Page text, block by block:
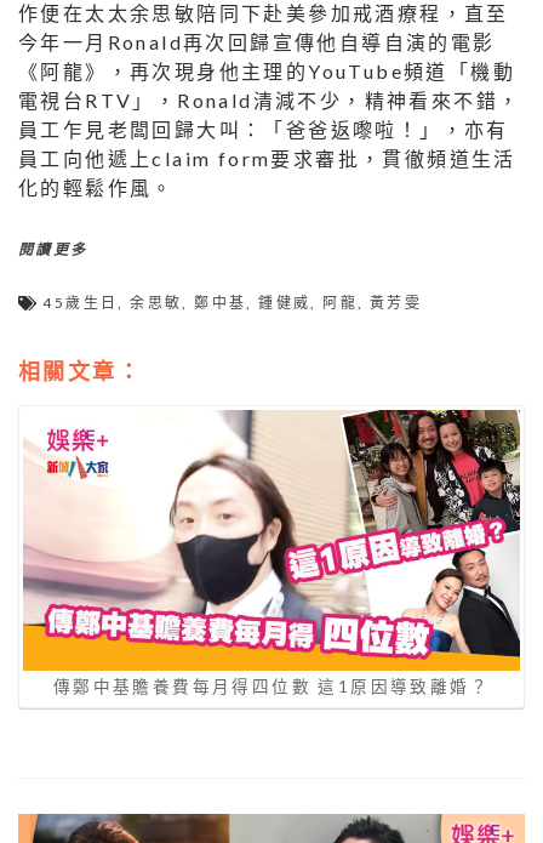
作便在太太余思敏陪同下赴美參加戒酒療程，直至
今年一月Ronald再次回歸宣傳他自導自演的電影
《阿龍》，再次現身他主理的YouTube頻道「機動
電視台RTV」，Ronald清減不少，精神看來不錯，
員工乍見老闆回歸大叫：「爸爸返嚟啦！」，亦有
員工向他遞上claim form要求審批，貫徹頻道生活
化的輕鬆作風。
閱讀更多
45歲生日,余思敏,鄭中基,鍾健威, 阿龍, 黃芳雯
相關文章：
傳鄭中基贍養費每月得四位數 這1原因導致離婚？